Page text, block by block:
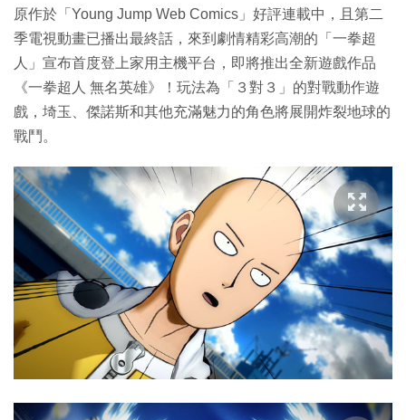
原作於「Young Jump Web Comics」好評連載中，且第二
季電視動畫已播出最終話，來到劇情精彩高潮的「一拳超
人」宣布首度登上家用主機平台，即將推出全新遊戲作品
《一拳超人 無名英雄》！玩法為「３對３」的對戰動作遊
戲，埼玉、傑諾斯和其他充滿魅力的角色將展開炸裂地球的
戰鬥。